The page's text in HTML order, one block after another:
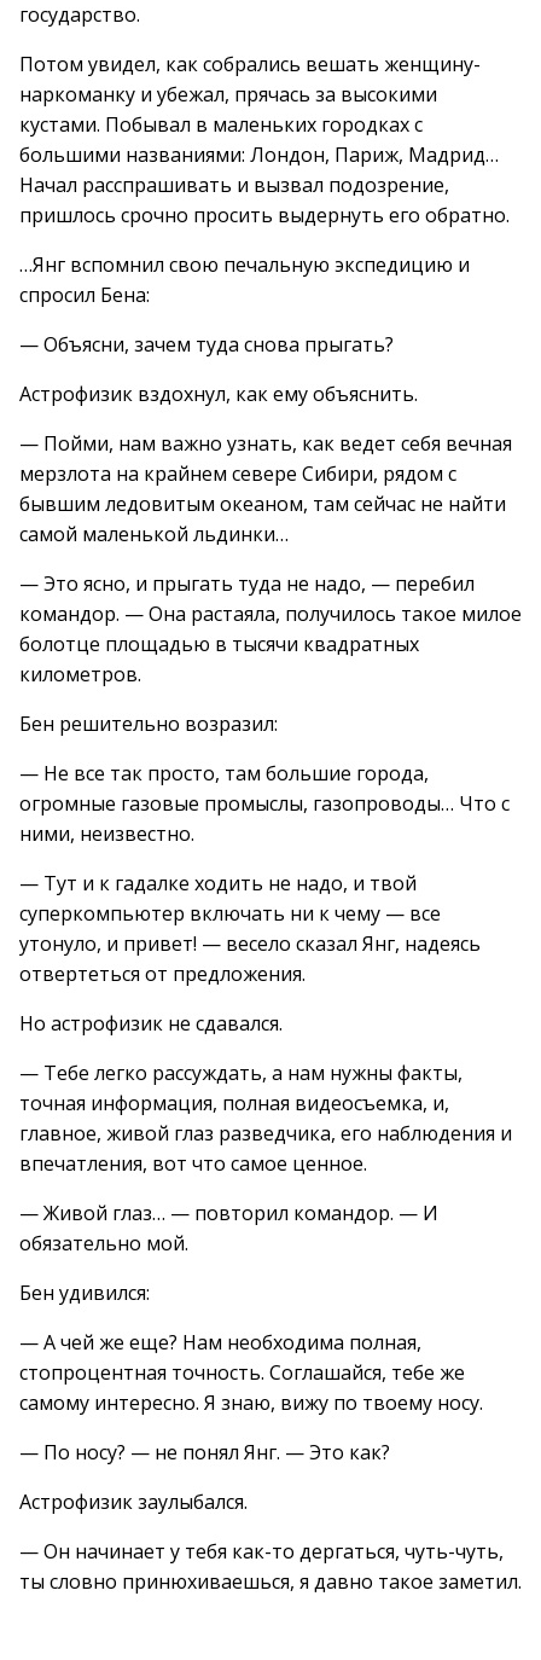
государство.
Потом увидел, как собрались вешать женщину-
наркоманку и убежал, прячась за высокими
кустами. Побывал в маленьких городках с
большими названиями: Лондон, Париж, Мадрид…
Начал расспрашивать и вызвал подозрение,
пришлось срочно просить выдернуть его обратно.
…Янг вспомнил свою печальную экспедицию и
спросил Бена:
— Объясни, зачем туда снова прыгать?
Астрофизик вздохнул, как ему объяснить.
— Пойми, нам важно узнать, как ведет себя вечная
мерзлота на крайнем севере Сибири, рядом с
бывшим ледовитым океаном, там сейчас не найти
самой маленькой льдинки…
— Это ясно, и прыгать туда не надо, — перебил
командор. — Она растаяла, получилось такое милое
болотце площадью в тысячи квадратных
километров.
Бен решительно возразил:
— Не все так просто, там большие города,
огромные газовые промыслы, газопроводы… Что с
ними, неизвестно.
— Тут и к гадалке ходить не надо, и твой
суперкомпьютер включать ни к чему — все
утонуло, и привет! — весело сказал Янг, надеясь
отвертеться от предложения.
Но астрофизик не сдавался.
— Тебе легко рассуждать, а нам нужны факты,
точная информация, полная видеосъемка, и,
главное, живой глаз разведчика, его наблюдения и
впечатления, вот что самое ценное.
— Живой глаз… — повторил командор. — И
обязательно мой.
Бен удивился:
— А чей же еще? Нам необходима полная,
стопроцентная точность. Соглашайся, тебе же
самому интересно. Я знаю, вижу по твоему носу.
— По носу? — не понял Янг. — Это как?
Астрофизик заулыбался.
— Он начинает у тебя как-то дергаться, чуть-чуть,
ты словно принюхиваешься, я давно такое заметил.